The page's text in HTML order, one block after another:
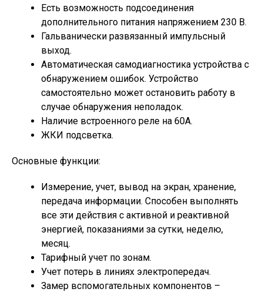
Есть возможность подсоединения
дополнительного питания напряжением 230 В.
Гальванически развязанный импульсный
выход.
Автоматическая самодиагностика устройства с
обнаружением ошибок. Устройство
самостоятельно может остановить работу в
случае обнаружения неполадок.
Наличие встроенного реле на 60А.
ЖКИ подсветка.
Основные функции:
Измерение, учет, вывод на экран, хранение,
передача информации. Способен выполнять
все эти действия с активной и реактивной
энергией, показаниями за сутки, неделю,
месяц.
Тарифный учет по зонам.
Учет потерь в линиях электропередач.
Замер вспомогательных компонентов –